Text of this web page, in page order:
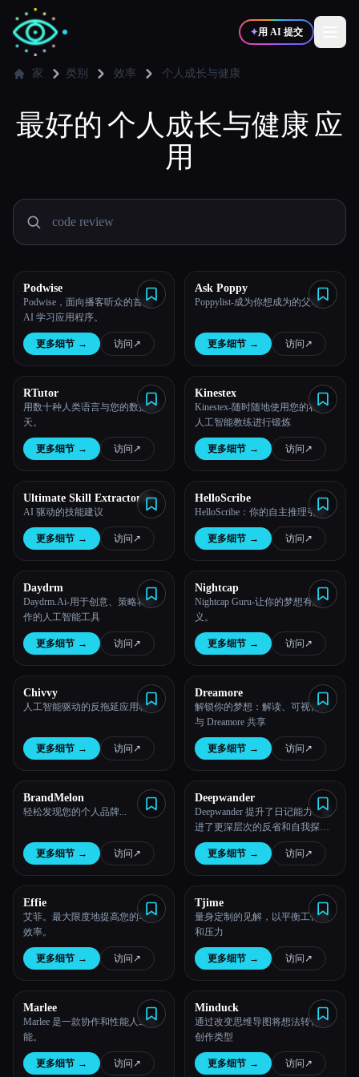
✦用 AI 提交
✍️写作者 🎨 设计师
🎓 学生
博客
比较工具
所有分类
关于
Esc
家 类别 效率 个人成长与健康
最好的个人成长与健康应
用
Podwise
Podwise，面向播客听众的首选
AI 学习应用程序。
更多细节 → 访问 ↗︎
Ask Poppy
Poppylist-成为你想成为的父母
更多细节 → 访问 ↗︎
RTutor
用数十种人类语言与您的数据聊
天。
更多细节 → 访问 ↗︎
Kinestex
Kinestex-随时随地使用您的私人
人工智能教练进行锻炼
更多细节 → 访问 ↗︎
Ultimate Skill Extractor by
Further
AI 驱动的技能建议
更多细节 → 访问 ↗︎
HelloScribe
HelloScribe：你的自主推理引擎。
更多细节 → 访问 ↗︎
Daydrm
Daydrm.Ai-用于创意、策略和制
作的人工智能工具
更多细节 → 访问 ↗︎
Nightcap
Nightcap Guru-让你的梦想有意
义。
更多细节 → 访问 ↗︎
Chivvy
人工智能驱动的反拖延应用程序
更多细节 → 访问 ↗︎
Dreamore
解锁你的梦想：解读、可视化并
与 Dreamore 共享
更多细节 → 访问 ↗︎
BrandMelon
轻松发现您的个人品牌...
更多细节 → 访问 ↗︎
Deepwander
Deepwander 提升了日记能力，促
进了更深层次的反省和自我探
索。
更多细节 → 访问 ↗︎
Effie
艾菲。最大限度地提高您的写作
效率。
更多细节 → 访问 ↗︎
Tjime
量身定制的见解，以平衡工作量
和压力
更多细节 → 访问 ↗︎
Marlee
Marlee 是一款协作和性能人工智
能。
更多细节 → 访问 ↗︎
Minduck
通过改变思维导图将想法转化为
创作类型
更多细节 → 访问 ↗︎